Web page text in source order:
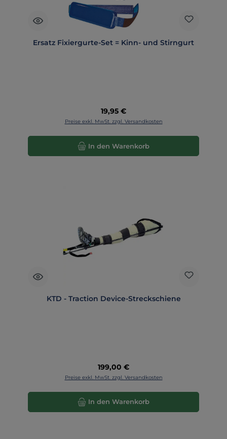
Ersatz Fixiergurte-Set = Kinn- und Stirngurt
Regulärer Preis:
19,95 €
Preise exkl. MwSt. zzgl. Versandkosten
In den Warenkorb
KTD - Traction Device-Streckschiene
Regulärer Preis:
199,00 €
Preise exkl. MwSt. zzgl. Versandkosten
In den Warenkorb